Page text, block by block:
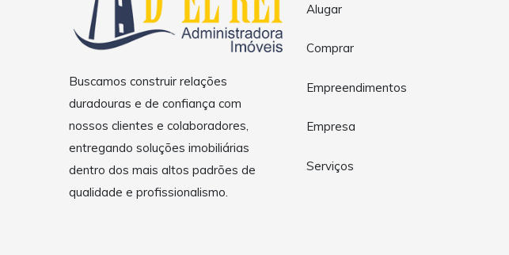
Buscamos construir relações
duradouras e de confiança com
nossos clientes e colaboradores,
entregando soluções imobiliárias
dentro dos mais altos padrões de
qualidade e profissionalismo.
Alugar
Comprar
Empreendimentos
Empresa
Serviços